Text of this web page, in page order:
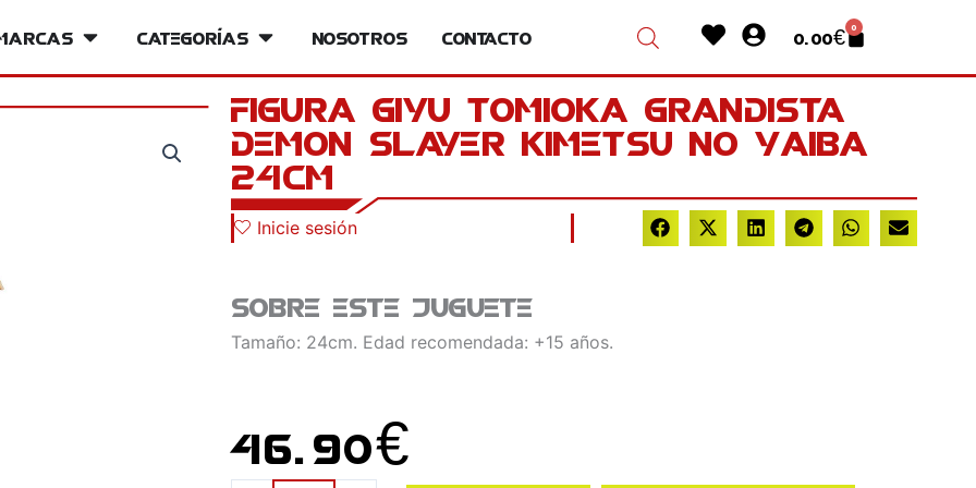
Open MarcasCategorías Open Categorías
Nosotros Contacto HeartUser-
circle
0.00€ 0
Cart
Figura Giyu Tomioka Grandista
Demon Slayer Kimetsu no Yaiba
24cm
Inicie sesión
Sobre este juguete
Tamaño: 24cm. Edad recomendada: +15 años.
46.90€